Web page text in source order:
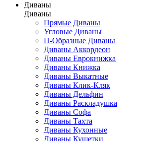
Диваны
Диваны
Прямые Диваны
Угловые Диваны
П-Образные Диваны
Диваны Аккордеон
Диваны Еврокнижка
Диваны Книжка
Диваны Выкатные
Диваны Клик-Кляк
Диваны Дельфин
Диваны Раскладушка
Диваны Софа
Диваны Тахта
Диваны Кухонные
Диваны Кушетки